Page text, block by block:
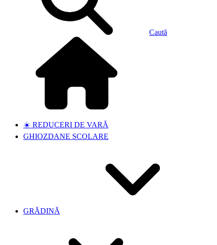
Caută
☀️ REDUCERI DE VARĂ
GHIOZDANE SCOLARE
GRĂDINĂ